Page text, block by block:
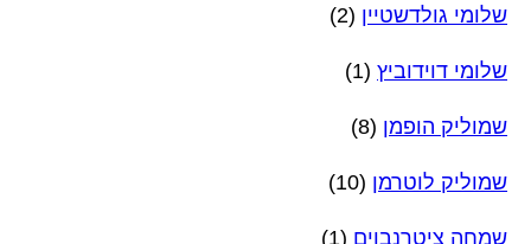
שלומי גולדשטיין (2)
שלומי דוידוביץ (1)
שמוליק הופמן (8)
שמוליק לוטרמן (10)
שמחה ציטרנבוים (1)